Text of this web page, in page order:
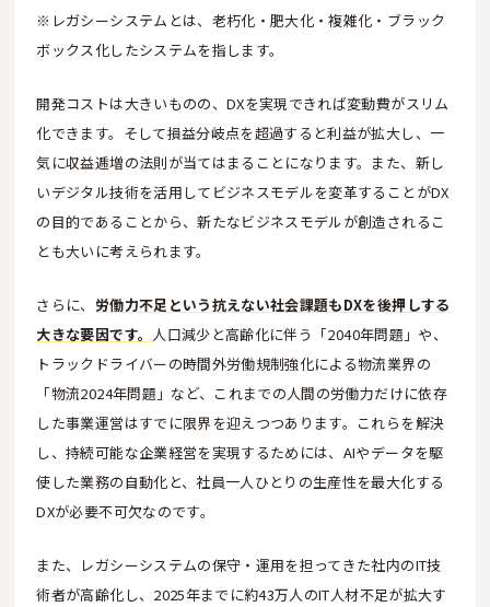
※レガシーシステムとは、老朽化・肥大化・複雑化・ブラック
ボックス化したシステムを指します。
開発コストは大きいものの、DXを実現できれば変動費がスリム
化できます。そして損益分岐点を超過すると利益が拡大し、一
気に収益逓増の法則が当てはまることになります。また、新し
いデジタル技術を活用してビジネスモデルを変革することがDX
の目的であることから、新たなビジネスモデルが創造されるこ
とも大いに考えられます。
さらに、 労働力不足という抗えない社会課題もDXを後押しする
大きな要因です。 人口減少と高齢化に伴う「2040年問題」や、
トラックドライバーの時間外労働規制強化による物流業界の
「物流2024年問題」など、これまでの人間の労働力だけに依存
した事業運営はすでに限界を迎えつつあります。これらを解決
し、持続可能な企業経営を実現するためには、AIやデータを駆
使した業務の自動化と、社員一人ひとりの生産性を最大化する
DXが必要不可欠なのです。
また、レガシーシステムの保守・運用を担ってきた社内のIT技
術者が高齢化し、2025年までに約43万人のIT人材不足が拡大す